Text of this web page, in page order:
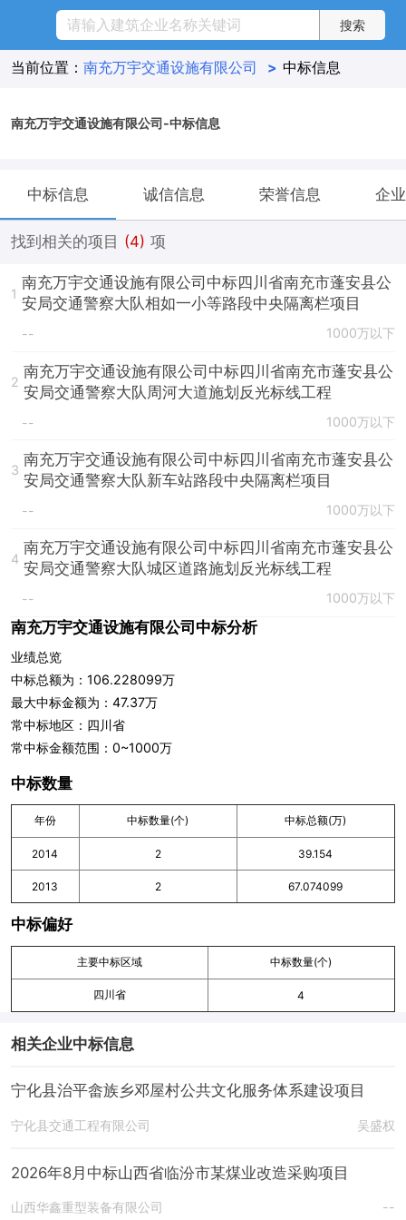
当前位置： 南充万宇交通设施有限公司 > 中标信息
南充万宇交通设施有限公司-中标信息
中标信息 诚信信息 荣誉信息 企
找到相关的项目 (4) 项
1
南充万宇交通设施有限公司中标四川省南充市蓬安县公
安局交通警察大队相如一小等路段中央隔离栏项目
-- 1000万以下
2
南充万宇交通设施有限公司中标四川省南充市蓬安县公
安局交通警察大队周河大道施划反光标线工程
-- 1000万以下
3
南充万宇交通设施有限公司中标四川省南充市蓬安县公
安局交通警察大队新车站路段中央隔离栏项目
-- 1000万以下
4
南充万宇交通设施有限公司中标四川省南充市蓬安县公
安局交通警察大队城区道路施划反光标线工程
-- 1000万以下
南充万宇交通设施有限公司中标分析
业绩总览
中标总额为：106.228099万
最大中标金额为：47.37万
常中标地区：四川省
常中标金额范围：0~1000万
中标数量
年份 中标数量(个) 中标总额(万)
2014 2 39.154
2013 2 67.074099
中标偏好
主要中标区域 中标数量(个)
四川省 4
相关企业中标信息
宁化县治平畲族乡邓屋村公共文化服务体系建设项目
宁化县交通工程有限公司 吴盛权
2026年8月中标山西省临汾市某煤业改造采购项目
山西华鑫重型装备有限公司 --